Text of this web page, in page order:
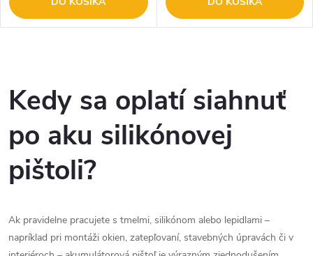
v
l
á
d
a
c
Kedy sa oplatí siahnuť
po aku silikónovej
pištoli?
Ak pravidelne pracujete s tmelmi, silikónom alebo lepidlami –
napríklad pri montáži okien, zatepľovaní, stavebných úpravách či v